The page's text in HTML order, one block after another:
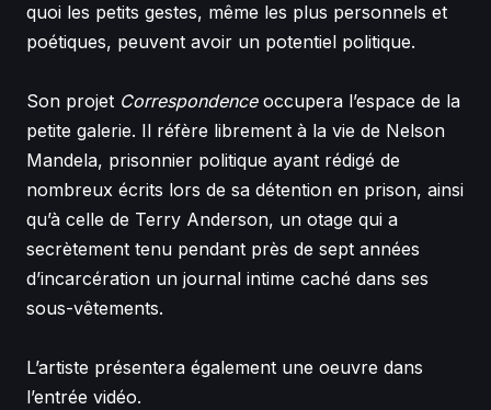
quoi les petits gestes, même les plus personnels et
poétiques, peuvent avoir un potentiel politique.
Son projet Correspondenceoccupera l’espace de la
petite galerie. Il réfère librement à la vie de Nelson
Mandela, prisonnier politique ayant rédigé de
nombreux écrits lors de sa détention en prison, ainsi
qu’à celle de Terry Anderson, un otage qui a
secrètement tenu pendant près de sept années
d’incarcération un journal intime caché dans ses
sous-vêtements.
L’artiste présentera également une oeuvre dans
l’entrée vidéo.